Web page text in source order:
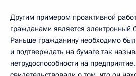
Другим примером проактивной
гражданами является электронный
Раньше гражданину необходимо
и подтверждать на бумаге так
нетрудоспособности на